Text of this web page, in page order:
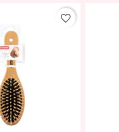
favorite_border